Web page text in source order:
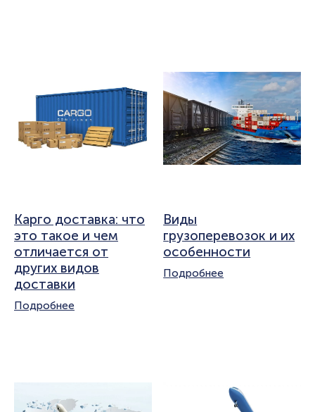
Карго доставка: что
это такое и чем
отличается от
других видов
доставки
Подробнее
Виды
грузоперевозок и их
особенности
Подробнее